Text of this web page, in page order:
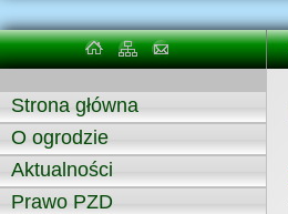
Strona główna
O ogrodzie
Aktualności
Prawo PZD